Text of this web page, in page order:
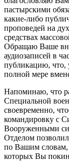
пастырскими
какие-либо
проповедей на
средствах
Обращаю Ваше
аудиозаписей в
публикацию, что,
полной мере
Напоминаю, что
Специальной
своевременно,
командировку с
Вооруженными
Отделом
по Вашим
которых Вы